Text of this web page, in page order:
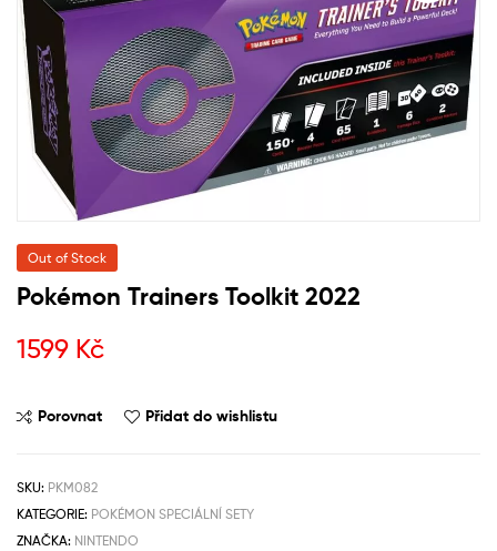
Out of Stock
Pokémon Trainers Toolkit 2022
1599 Kč
Porovnat Přidat do wishlistu
SKU: PKM082
KATEGORIE: POKÉMON SPECIÁLNÍ SETY
ZNAČKA: NINTENDO